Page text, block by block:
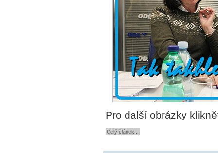
Pro další obrázky
Celý článek...